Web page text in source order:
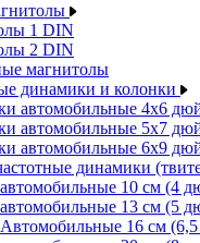
1 DIN
2 DIN
магнитолы
динамики и колонки
автомобильные 4x6
автомобильные 5x7
автомобильные 6x9
динамики
10 см (4
13 см (5
16 см